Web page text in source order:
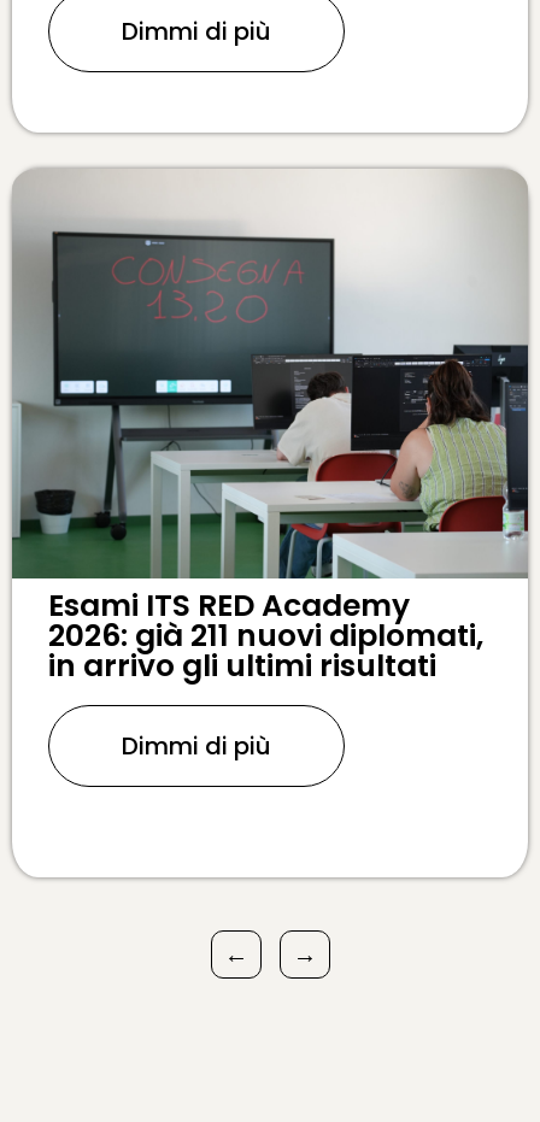
Dimmi di più
Esami ITS RED Academy
2026: già 211 nuovi diplomati,
in arrivo gli ultimi risultati
Dimmi di più
← →